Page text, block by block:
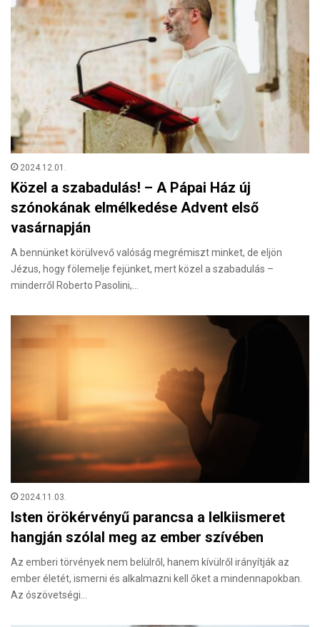
2024.12.01.
Közel a szabadulás! – A Pápai Ház új
szónokának elmélkedése Advent első
vasárnapján
A bennünket körülvevő valóság megrémiszt minket, de eljön
Jézus, hogy fölemelje fejünket, mert közel a szabadulás –
minderről Roberto Pasolini,…
2024.11.03.
Isten örökérvényű parancsa a lelkiismeret
hangján szólal meg az ember szívében
Az emberi törvények nem belülről, hanem kívülről irányítják az
ember életét, ismerni és alkalmazni kell őket a mindennapokban.
Az ószövetségi…